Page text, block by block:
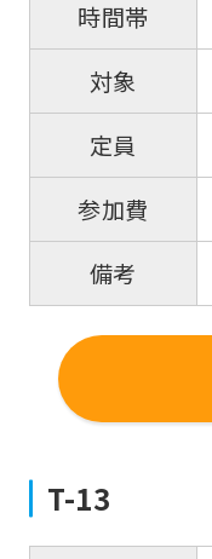
時間帯
対象
定員
参加費
備考
T-13